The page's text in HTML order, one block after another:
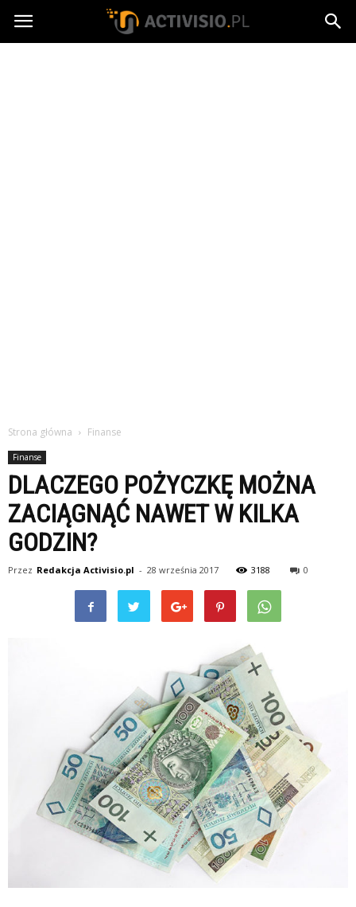
Activisio.pl
Strona główna Finanse
Finanse
DLACZEGO POŻYCZKĘ MOŻNA
ZACIĄGNĄĆ NAWET W KILKA
GODZIN?
Przez Redakcja Activisio.pl - 28 września 2017 3188 0